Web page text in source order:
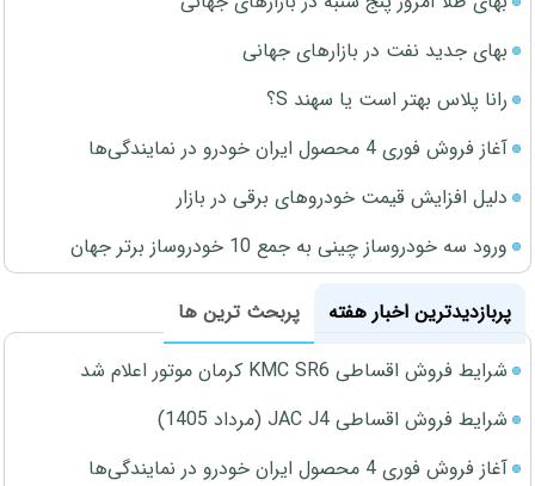
بهای جدید نفت در بازارهای جهانی
رانا پلاس بهتر است یا سهند S؟
آغاز فروش فوری 4 محصول ایران خودرو در نمایندگی‌ها
دلیل افزایش قیمت خودروهای برقی در بازار
ورود سه خودروساز چینی به جمع 10 خودروساز برتر جهان
پربازدیدترین اخبار هفته
پربحث ترین ها
شرایط فروش اقساطی KMC SR6 کرمان موتور اعلام شد
شرایط فروش اقساطی JAC J4 (مرداد 1405)
آغاز فروش فوری 4 محصول ایران خودرو در نمایندگی‌ها